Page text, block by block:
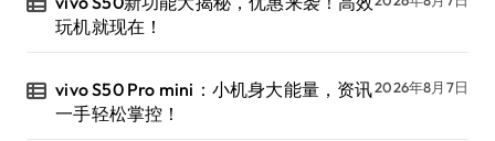
玩机就现在！
vivo S50 Pro mini：小机身大能量，资讯
一手轻松掌控！
2026年8月7日